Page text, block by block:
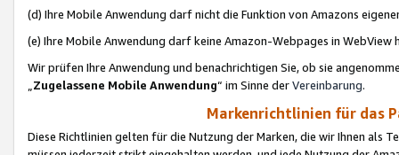
(d) Ihre Mobile Anwendung darf nicht die Funktion von Amazons
(e) Ihre Mobile Anwendung darf keine Amazon-Webpages in WebView
Wir prüfen Ihre Anwendung und benachrichtigen Sie, ob sie
„Zugelassene Mobile Anwendung“ im Sinne derVereinbarung.
Markenrichtlinien für das
Diese Richtlinien gelten für die Nutzung der Marken, die wir Ihnen als